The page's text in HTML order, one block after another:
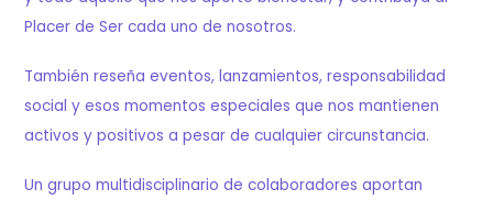
Placer de Ser cada uno de nosotros.
También reseña eventos, lanzamientos, responsabilidad
social y esos momentos especiales que nos mantienen
activos y positivos a pesar de cualquier circunstancia.
Un grupo multidisciplinario de colaboradores aportan